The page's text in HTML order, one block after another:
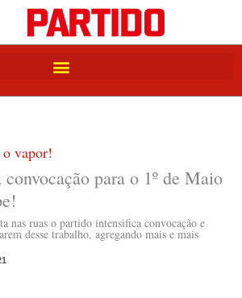
o vapor!
para o 1º de Maio
nas ruas o partido intensifica convocação e
desse trabalho, agregando mais e mais